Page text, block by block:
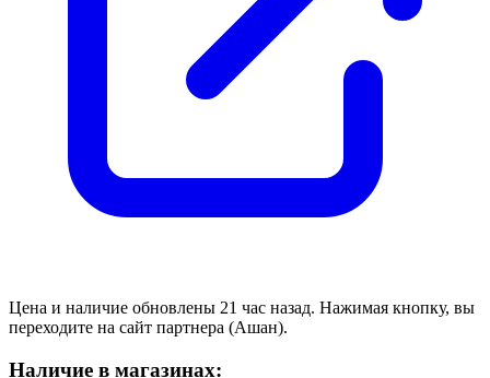
Цена и наличие обновлены 21 час назад. Нажимая кнопку, вы
переходите на сайт партнера (Ашан).
Наличие в магазинах: